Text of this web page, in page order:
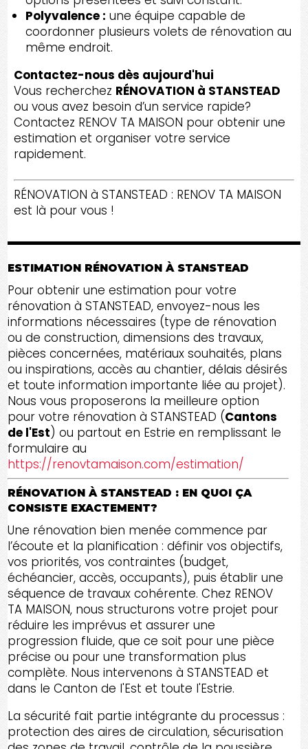
Polyvalence : une équipe capable de
coordonner plusieurs volets de rénovation au
même endroit.
Contactez-nous dès aujourd'hui
Vous recherchez RÉNOVATION à STANSTEAD
ou vous avez besoin d’un service rapide?
Contactez RENOV TA MAISON pour obtenir une
estimation et organiser votre service
rapidement.
RÉNOVATION à STANSTEAD : RENOV TA MAISON
est là pour vous !
ESTIMATION RÉNOVATION À STANSTEAD
Pour obtenir une estimation pour votre
rénovation à STANSTEAD, envoyez-nous les
informations nécessaires (type de rénovation
ou de construction, dimensions des travaux,
pièces concernées, matériaux souhaités, plans
ou inspirations, accès au chantier, délais désirés
et toute information importante liée au projet).
Nous vous proposerons la meilleure option
pour votre rénovation à STANSTEAD (Cantons
de l'Est) ou partout en Estrie en remplissant le
formulaire au
https://renovtamaison.com/estimation/
RÉNOVATION À STANSTEAD : EN QUOI ÇA
CONSISTE EXACTEMENT?
Une rénovation bien menée commence par
l’écoute et la planification : définir vos objectifs,
vos priorités, vos contraintes (budget,
échéancier, accès, occupants), puis établir une
séquence de travaux cohérente. Chez RENOV
TA MAISON, nous structurons votre projet pour
réduire les imprévus et assurer une
progression fluide, que ce soit pour une pièce
précise ou pour une transformation plus
complète. Nous intervenons à STANSTEAD et
dans le Canton de l'Est et toute l'Estrie.
La sécurité fait partie intégrante du processus :
protection des aires de circulation, sécurisation